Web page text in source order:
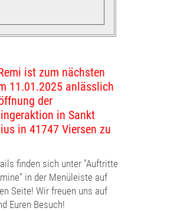
ist zum nächsten
11.01.2025 anlässlich
der
in Sankt
in 41747 Viersen zu
finden sich unter "Auftritte
in der Menüleiste auf
Seite! Wir freuen uns auf
Euren Besuch!